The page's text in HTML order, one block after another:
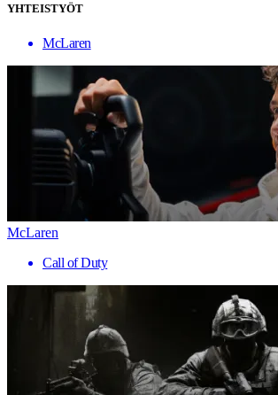
YHTEISTYÖT
McLaren
McLaren
Call of Duty